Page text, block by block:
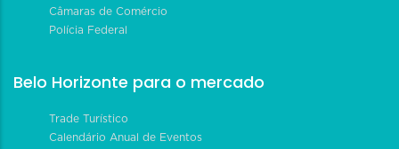
Câmaras de Comércio
Polícia Federal
Belo Horizonte para o mercado
Trade Turístico
Calendário Anual de Eventos